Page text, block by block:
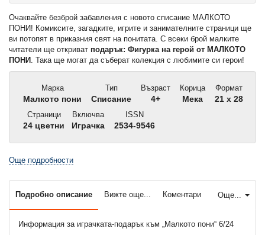
Очаквайте безброй забавления с новото списание МАЛКОТО
ПОНИ! Комиксите, загадките, игрите и занимателните страници ще
ви потопят в приказния свят на понитата. С всеки брой малките
читатели ще откриват подарък: Фигурка на герой от МАЛКОТО
ПОНИ . Така ще могат да съберат колекция с любимите си герои!
Марка
Малкото пони
Тип
Списание
Възраст
4+
Корица
Мека
Формат
21 x 28
Страници
24 цветни
Включва
Играчка
ISSN
2534-9546
Още подробности
Още...
Подробно описание Вижте още... Коментари
Информация за играчката-подарък към „Малкото пони“ 6/24